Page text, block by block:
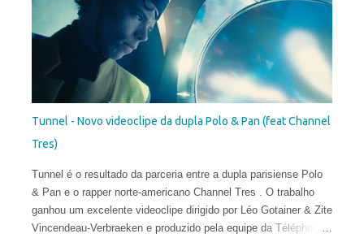
Tunnel - Novo videoclipe da dupla Polo & Pan (feat Channel
Tres)
Tunnel é o resultado da parceria entre a dupla parisiense Polo
& Pan e o rapper norte-americano Channel Tres . O trabalho
ganhou um excelente videoclipe dirigido por Léo Gotainer & Zite
Vincendeau-Verbraeken e produzido pela equipe da Téléphone